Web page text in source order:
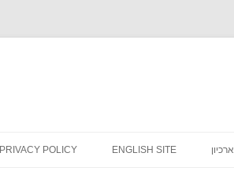
ארכיון ENGLISH SITE
PRIVACY POLICY